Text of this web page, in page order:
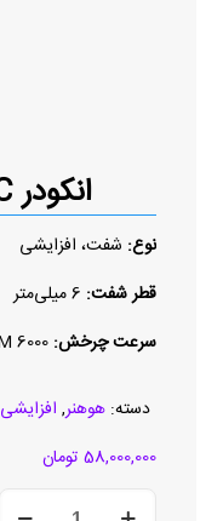
انکودر PR90-25C1C-C
نوع: شفت، افزایشی
قطر شفت:
سرعت چرخش:6000 RPM
دسته:هوهنر, افزایشی
58,000,000 تومان
انکودر